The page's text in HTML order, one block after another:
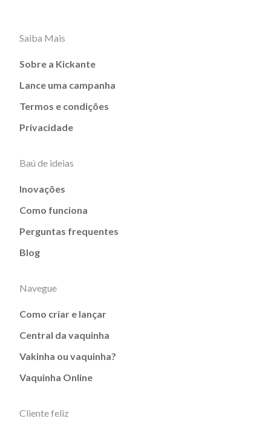
Saiba Mais
Sobre a Kickante
Lance uma campanha
Termos e condições
Privacidade
Baú de ideias
Inovações
Como funciona
Perguntas frequentes
Blog
Navegue
Como criar e lançar
Central da vaquinha
Vakinha ou vaquinha?
Vaquinha Online
Cliente feliz